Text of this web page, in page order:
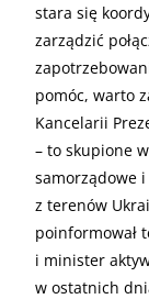
stara się
zarządzić
pomóc, warto
Kancelarii
– to skupione
samorządowe
z terenów
poinformował
i minister
w ostatnich